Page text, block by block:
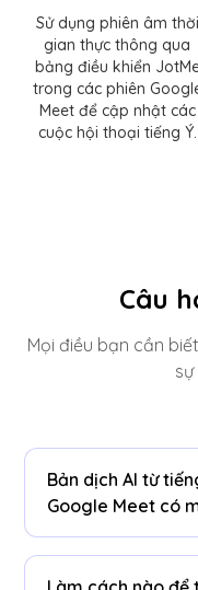
Sử dụng phiên âm thời
gian thực thông qua
bảng điều khiển
trong các phiên
Meet để cập nhật các
cuộc hội thoại tiếng Ý.
Câu
Mọi điều bạn cần
Bản dịch AI từ
Google Meet có
thêm phút dịch nếu